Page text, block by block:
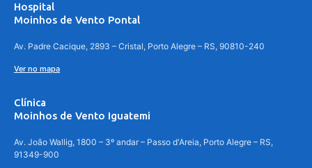
Hospital
Moinhos de Vento Pontal
Av. Padre Cacique, 2893 – Cristal, Porto Alegre – RS, 90810-240
Ver no mapa
Clínica
Moinhos de Vento Iguatemi
Av. João Wallig, 1800 – 3º andar – Passo d'Areia, Porto Alegre – RS,
91349-900